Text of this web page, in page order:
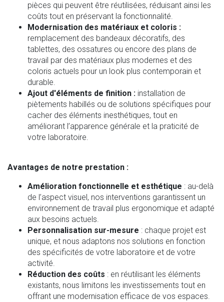
pièces qui peuvent être réutilisées, réduisant ainsi les
coûts tout en préservant la fonctionnalité.
Modernisation des matériaux et coloris :
remplacement des bandeaux décoratifs, des
tablettes, des ossatures ou encore des plans de
travail par des matériaux plus modernes et des
coloris actuels pour un look plus contemporain et
durable.
Ajout d'éléments de finition : installation de
piètements habillés ou de solutions spécifiques pour
cacher des éléments inesthétiques, tout en
améliorant l’apparence générale et la praticité de
votre laboratoire.
Avantages de notre prestation :
Amélioration fonctionnelle et esthétique : au-delà
de l’aspect visuel, nos interventions garantissent un
environnement de travail plus ergonomique et adapté
aux besoins actuels.
Personnalisation sur-mesure : chaque projet est
unique, et nous adaptons nos solutions en fonction
des spécificités de votre laboratoire et de votre
activité.
Réduction des coûts : en réutilisant les éléments
existants, nous limitons les investissements tout en
offrant une modernisation efficace de vos espaces.